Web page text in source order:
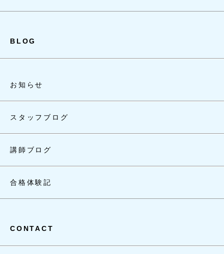
BLOG
お知らせ
スタッフブログ
講師ブログ
合格体験記
CONTACT